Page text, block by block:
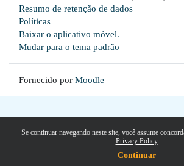
Se continuar navegando neste site, você assume
Privacy Policy
Continuar
Resumo de retenção de dados
Políticas
Baixar o aplicativo móvel.
Mudar para o tema padrão
Fornecido por Moodle